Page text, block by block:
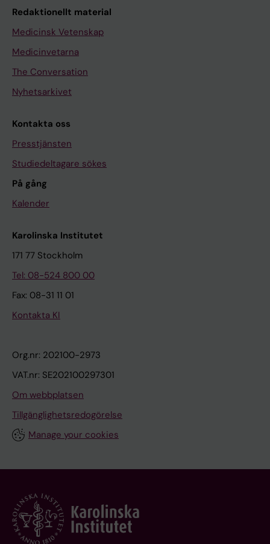
Redaktionellt material
Medicinsk Vetenskap
Medicinvetarna
The Conversation
Nyhetsarkivet
Kontakta oss
Presstjänsten
Studiedeltagare sökes
På gång
Kalender
Karolinska Institutet
171 77 Stockholm
Tel: 08-524 800 00
Fax: 08-31 11 01
Kontakta KI
Org.nr: 202100-2973
VAT.nr: SE202100297301
Om webbplatsen
Tillgänglighetsredogörelse
Manage your cookies